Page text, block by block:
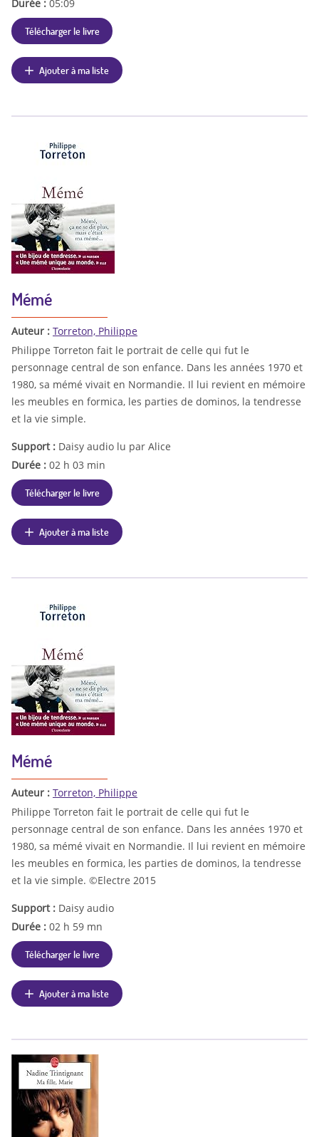
Durée : 05:09
Télécharger le livre
Ajouter à ma liste
Mémé
Auteur : Torreton, Philippe
Philippe Torreton fait le portrait de celle qui fut le
personnage central de son enfance. Dans les années 1970 et
1980, sa mémé vivait en Normandie. Il lui revient en mémoire
les meubles en formica, les parties de dominos, la tendresse
et la vie simple.
Support : Daisy audio lu par Alice
Durée : 02 h 03 min
Télécharger le livre
Ajouter à ma liste
Mémé
Auteur : Torreton, Philippe
Philippe Torreton fait le portrait de celle qui fut le
personnage central de son enfance. Dans les années 1970 et
1980, sa mémé vivait en Normandie. Il lui revient en mémoire
les meubles en formica, les parties de dominos, la tendresse
et la vie simple. ©Electre 2015
Support : Daisy audio
Durée : 02 h 59 mn
Télécharger le livre
Ajouter à ma liste